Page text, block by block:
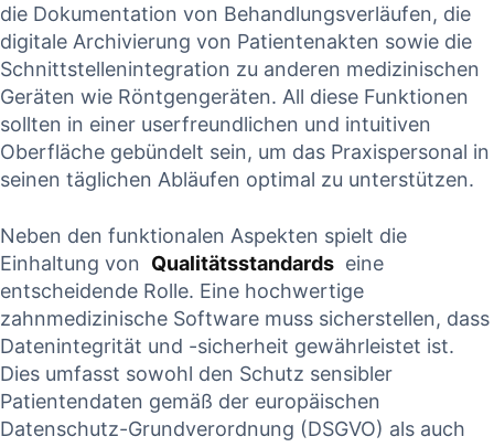
die Dokumentation ⁣von ⁢Behandlungsverläufen, ‍die‍
digitale Archivierung⁣ von Patientenakten sowie die
Schnittstellenintegration⁢ zu anderen medizinischen
Geräten wie Röntgengeräten. All diese ⁤Funktionen
sollten in einer userfreundlichen und intuitiven⁣
Oberfläche gebündelt‍ sein, um das Praxispersonal ‌in
⁢seinen täglichen Abläufen optimal ⁣zu unterstützen.
Neben den funktionalen Aspekten spielt ​die⁣
Einhaltung ​von ⁤ Qualitätsstandards ⁤ eine
entscheidende Rolle. Eine hochwertige
zahnmedizinische Software muss sicherstellen, dass
Datenintegrität ⁢und -sicherheit gewährleistet ist.
Dies umfasst sowohl ‍den Schutz sensibler
Patientendaten​ gemäß der europäischen
Datenschutz-Grundverordnung (DSGVO) als auch